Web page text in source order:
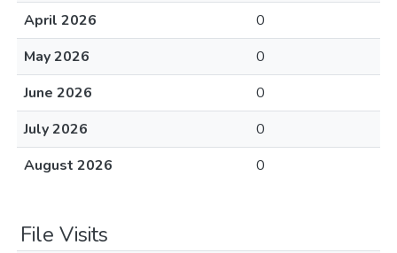
April 2026
0
May 2026
0
June 2026
0
July 2026
0
August 2026
0
File Visits